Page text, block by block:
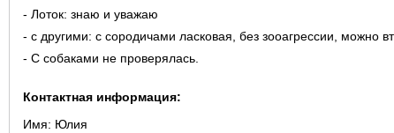
- Лоток: знаю и уважаю
- с другими: с сородичами ласковая, без зооагрессии, можно
- С собаками не проверялась.
Контактная информация:
Имя: Юлия